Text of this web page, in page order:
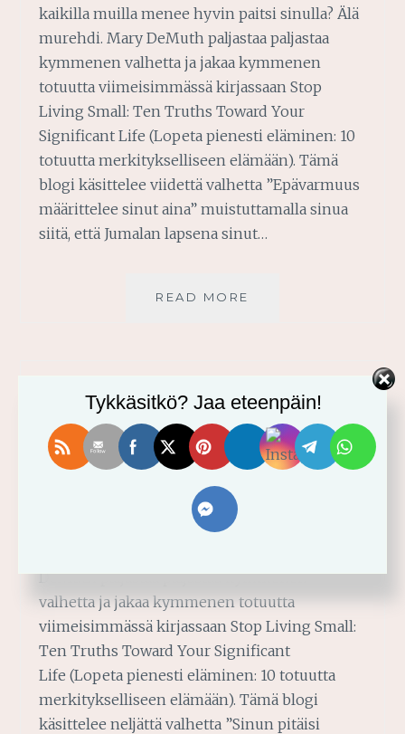
kaikilla muilla menee hyvin paitsi sinulla? Älä
murehdi. Mary DeMuth paljastaa paljastaa
kymmenen valhetta ja jakaa kymmenen
totuutta viimeisimmässä kirjassaan Stop
Living Small: Ten Truths Toward Your
Significant Life (Lopeta pienesti eläminen: 10
totuutta merkitykselliseen elämään). Tämä
blogi käsittelee viidettä valhetta ”Epävarmuus
määrittelee sinut aina” muistuttamalla sinua
siitä, että Jumalan lapsena sinut…
READ MORE
Sinä olet vahva Jeesuksessa
2021-10-05
Toivoisitko olevasi täydellinen? Oletko
väsynyt pyytämään apua? Vakuutan, ettei ole
DeMuth paljastaa paljastaa kymmenen
valhetta ja jakaa kymmenen totuutta
viimeisimmässä kirjassaan Stop Living Small:
Ten Truths Toward Your Significant
Life (Lopeta pienesti eläminen: 10 totuutta
merkitykselliseen elämään). Tämä blogi
käsittelee neljättä valhetta ”Sinun pitäisi
Tykkäsitkö? Jaa eteenpäin!